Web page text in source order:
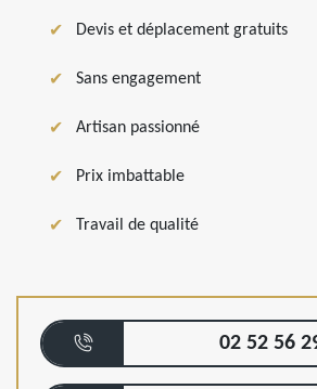
Devis et déplacement gratuits
Sans engagement
Artisan passionné
Prix imbattable
Travail de qualité
02 52 56